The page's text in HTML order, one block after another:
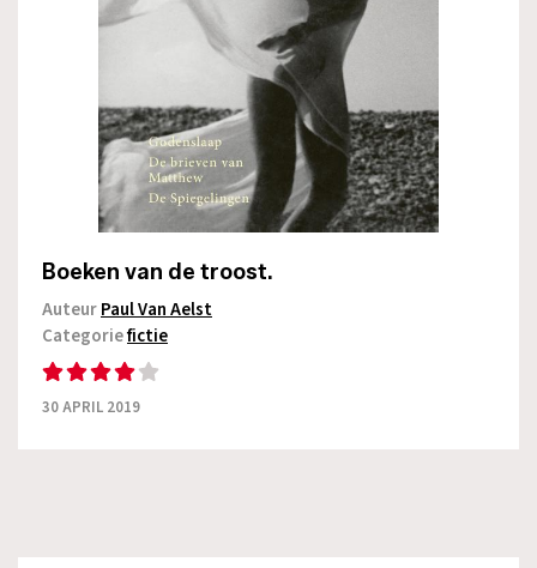
Boeken van de troost.
AuteurPaul Van Aelst
Categoriefictie
30 APRIL 2019